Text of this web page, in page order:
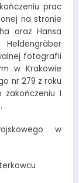
prac
na stronie
oraz Hansa
fotografii
w Krakowie
nr 279 z roku
zakończeniu I
w